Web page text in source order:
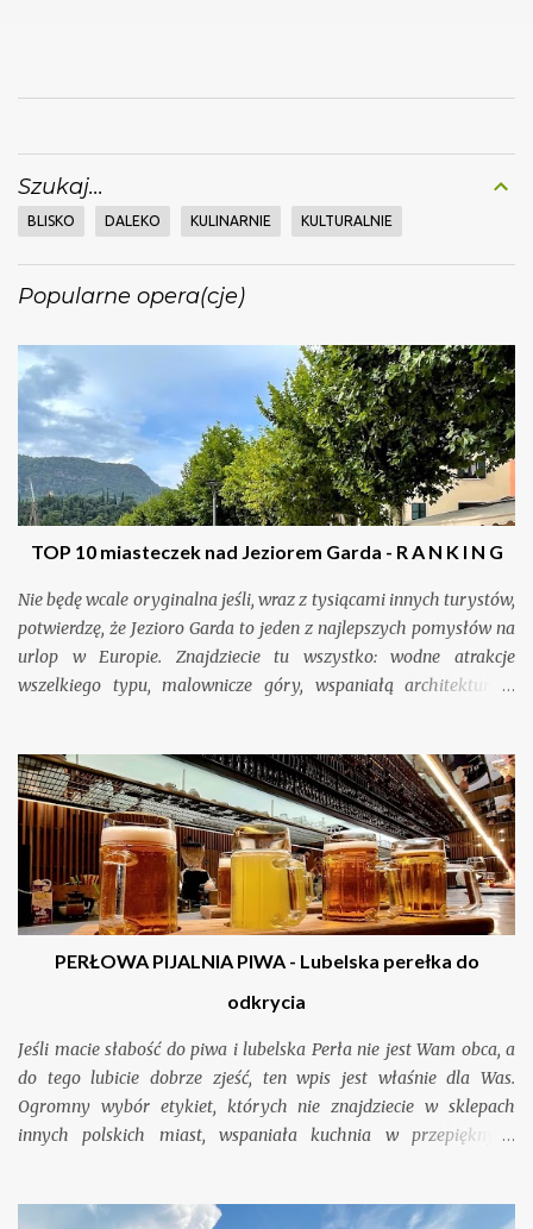
Szukaj...
BLISKO DALEKO KULINARNIE KULTURALNIE
Popularne opera(cje)
TOP 10 miasteczek nad Jeziorem Garda - R A N K I N G
Nie będę wcale oryginalna jeśli, wraz z tysiącami innych turystów,
potwierdzę, że Jezioro Garda to jeden z najlepszych pomysłów na
urlop w Europie. Znajdziecie tu wszystko: wodne atrakcje
wszelkiego typu, malownicze góry, wspaniałą architekturę i
jeden z ulubionych wakacyjnych kierunków naszych rodaków.
Jeśli nigdy nie marzyliście o podróży do tej części Włoch, mam
nadzieję, że ten wpis pomoże Wam zmienić zdanie.
PERŁOWA PIJALNIA PIWA - Lubelska perełka do
odkrycia
Jeśli macie słabość do piwa i lubelska Perła nie jest Wam obca, a
do tego lubicie dobrze zjeść, ten wpis jest właśnie dla Was.
Ogromny wybór etykiet, których nie znajdziecie w sklepach
innych polskich miast, wspaniała kuchnia w przepięknym,
minut spacerem od lubelskiego rynku.